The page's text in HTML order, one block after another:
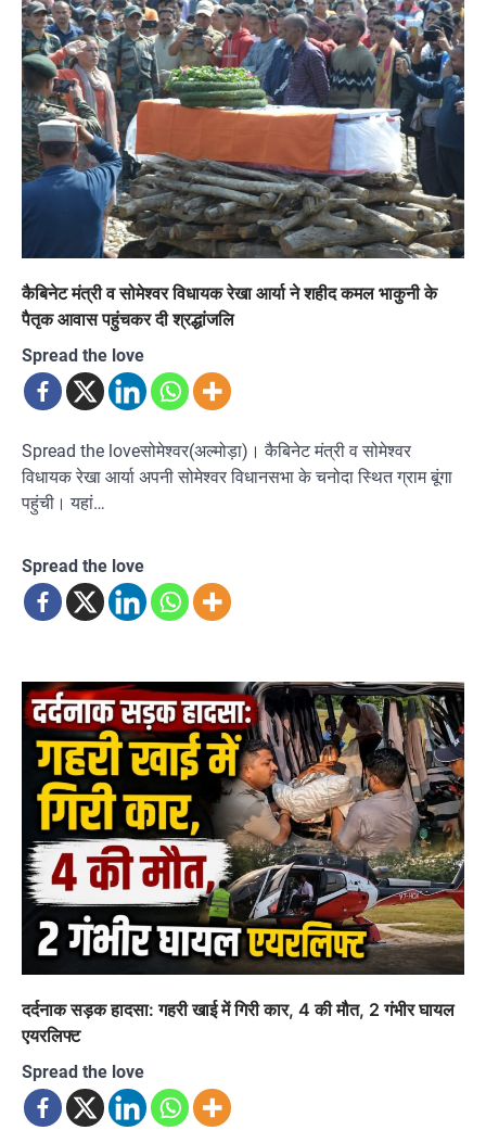
कैबिनेट मंत्री व सोमेश्वर विधायक रेखा आर्या ने शहीद कमल भाकुनी के
पैतृक आवास पहुंचकर दी श्रद्धांजलि
Spread the love
Spread the loveसोमेश्वर(अल्मोड़ा)। कैबिनेट मंत्री व सोमेश्वर
विधायक रेखा आर्या अपनी सोमेश्वर विधानसभा के चनोदा स्थित ग्राम बूंगा
पहुंची। यहां…
Spread the love
दर्दनाक सड़क हादसा: गहरी खाई में गिरी कार, 4 की मौत, 2 गंभीर घायल
एयरलिफ्ट
Spread the love